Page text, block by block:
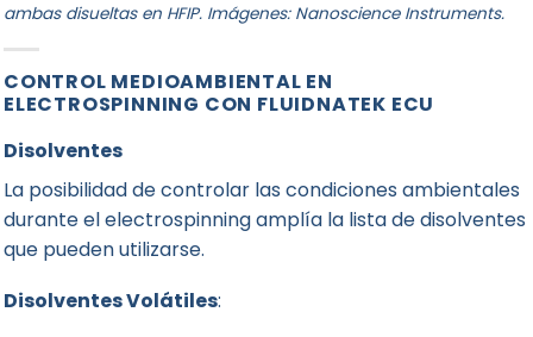
ambas disueltas en HFIP. Imágenes: Nanoscience Instruments.
CONTROL MEDIOAMBIENTAL EN
ELECTROSPINNING CON FLUIDNATEK ECU
Disolventes
La posibilidad de controlar las condiciones ambientales
durante el electrospinning amplía la lista de disolventes
que pueden utilizarse.
DisolventesVolátiles: